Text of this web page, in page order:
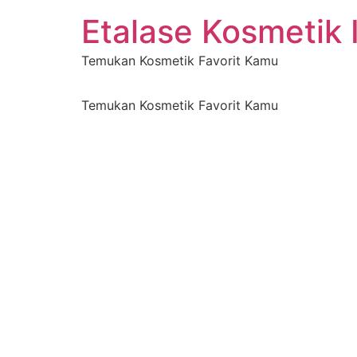
Etalase Kosmetik
Temukan Kosmetik Favorit Kamu
Temukan Kosmetik Favorit Kamu